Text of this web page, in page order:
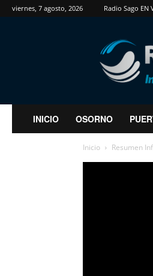
viernes, 7 agosto, 2026 Radio Sago EN
RadioSago
INICIO OSORNO
Inicio Resumen